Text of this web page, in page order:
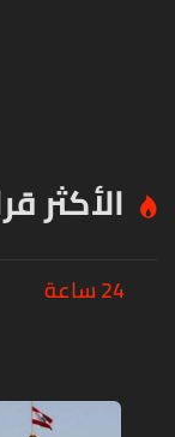
الأكثر
24 ساعة